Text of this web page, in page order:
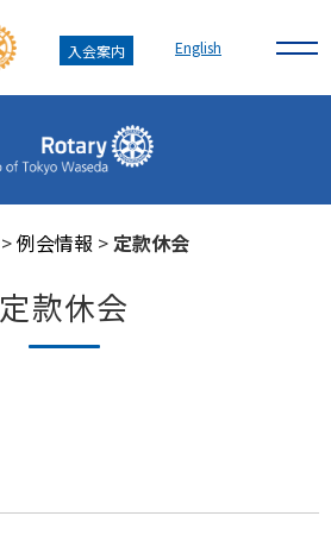
入会案内 English
>例会情報 > 定款休会
定款休会